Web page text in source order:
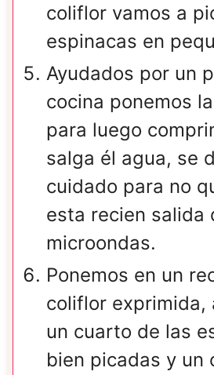
coliflor vamos a
espinacas en
Ayudados por un
cocina ponemos
para luego
salga él agua, se
cuidado para no
esta recien salida
microondas.
Ponemos en un
coliflor exprimida,
un cuarto de las
bien picadas y un